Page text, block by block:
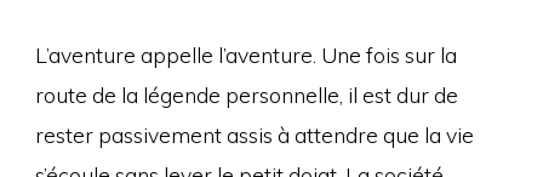
L’aventure appelle l’aventure. Une fois sur la
route de la légende personnelle, il est dur de
rester passivement assis à attendre que la vie